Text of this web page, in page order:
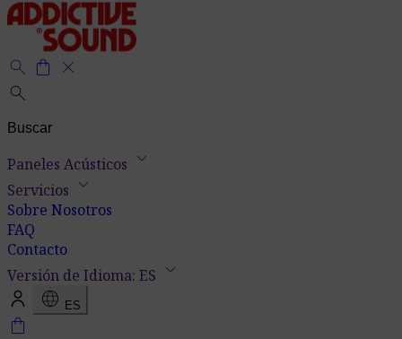
search shopping_bag close
search
Paneles Acústicos keyboard_arrow_down
Servicios keyboard_arrow_down
Sobre Nosotros
FAQ
Contacto
Versión de Idioma: ES keyboard_arrow_down
language ES
shopping_bag